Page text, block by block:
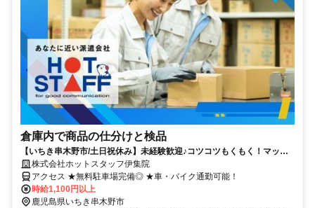
倉庫内で商品の仕分けと検品
【いちき串木野市/土日祝休み】未経験歓迎♪コツコツもくもく！マット
やモップの仕分け・検品スタッフ！
株式会社ホットスタッフ伊集院
アクセス ★無料駐車場完備◎ ★車・バイク通勤可能！
時給1,100円以上
鹿児島県いちき串木野市